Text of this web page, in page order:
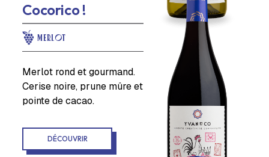
Cocorico !
MERLOT
Merlot rond et gourmand.
Cerise noire, prune mûre et
pointe de cacao.
DÉCOUVRIR